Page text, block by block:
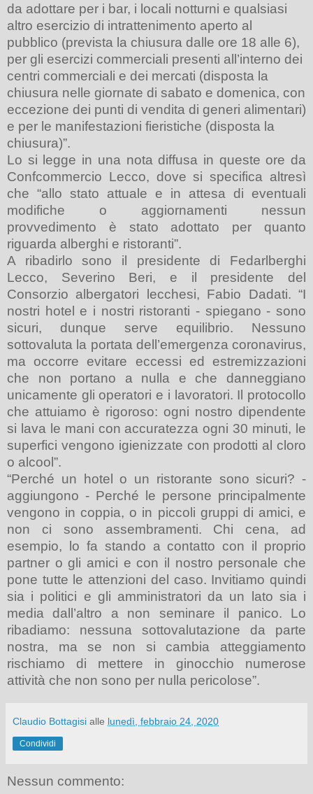
da adottare per i bar, i locali notturni e qualsiasi
altro esercizio di intrattenimento aperto al
pubblico (prevista la chiusura dalle ore 18 alle 6),
per gli esercizi commerciali presenti all’interno dei
centri commerciali e dei mercati (disposta la
chiusura nelle giornate di sabato e domenica, con
eccezione dei punti di vendita di generi alimentari)
e per le manifestazioni fieristiche (disposta la
chiusura)”.
Lo si legge in una nota diffusa in queste ore da
Confcommercio Lecco, dove si specifica altresì
che “allo stato attuale e in attesa di eventuali
modifiche o aggiornamenti nessun
provvedimento è stato adottato per quanto
riguarda alberghi e ristoranti”.
A ribadirlo sono il presidente di Fedarlberghi
Lecco, Severino Beri, e il presidente del
Consorzio albergatori lecchesi, Fabio Dadati. “I
nostri hotel e i nostri ristoranti - spiegano - sono
sicuri, dunque serve equilibrio. Nessuno
sottovaluta la portata dell’emergenza coronavirus,
ma occorre evitare eccessi ed estremizzazioni
che non portano a nulla e che danneggiano
unicamente gli operatori e i lavoratori. Il protocollo
che attuiamo è rigoroso: ogni nostro dipendente
si lava le mani con accuratezza ogni 30 minuti, le
superfici vengono igienizzate con prodotti al cloro
o alcool”.
“Perché un hotel o un ristorante sono sicuri? -
aggiungono - Perché le persone principalmente
vengono in coppia, o in piccoli gruppi di amici, e
non ci sono assembramenti. Chi cena, ad
esempio, lo fa stando a contatto con il proprio
partner o gli amici e con il nostro personale che
pone tutte le attenzioni del caso. Invitiamo quindi
sia i politici e gli amministratori da un lato sia i
media dall’altro a non seminare il panico. Lo
ribadiamo: nessuna sottovalutazione da parte
nostra, ma se non si cambia atteggiamento
rischiamo di mettere in ginocchio numerose
attività che non sono per nulla pericolose”.
Claudio Bottagisi alle lunedì, febbraio 24, 2020
Condividi
Nessun commento: